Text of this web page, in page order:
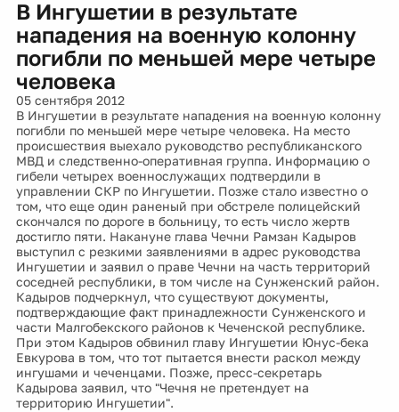
В Ингушетии в результате
нападения на военную колонну
погибли по меньшей мере четыре
человека
05 сентября 2012
В Ингушетии в результате нападения на военную колонну
погибли по меньшей мере четыре человека. На место
происшествия выехало руководство республиканского
МВД и следственно-оперативная группа. Информацию о
гибели четырех военнослужащих подтвердили в
управлении СКР по Ингушетии. Позже стало известно о
том, что еще один раненый при обстреле полицейский
скончался по дороге в больницу, то есть число жертв
достигло пяти. Накануне глава Чечни Рамзан Кадыров
выступил с резкими заявлениями в адрес руководства
Ингушетии и заявил о праве Чечни на часть территорий
соседней республики, в том числе на Сунженский район.
Кадыров подчеркнул, что существуют документы,
подтверждающие факт принадлежности Сунженского и
части Малгобекского районов к Чеченской республике.
При этом Кадыров обвинил главу Ингушетии Юнус-бека
Евкурова в том, что тот пытается внести раскол между
ингушами и чеченцами. Позже, пресс-секретарь
Кадырова заявил, что "Чечня не претендует на
территорию Ингушетии".